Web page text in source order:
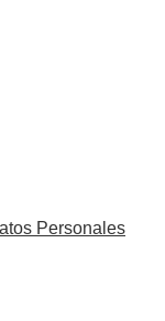
Personales